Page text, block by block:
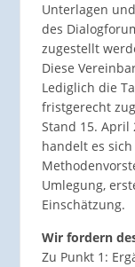
Unterlagen
des
zugestellt
Diese
Lediglich die
fristgerecht
Stand 15. April
handelt es
Umlegung,
Einschätzung.
Wir fordern
Zu Punkt 1: